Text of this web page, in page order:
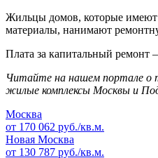
Жильцы домов, которые имеют
материалы, нанимают
Плата за капитальный ремонт
Читайте на нашем портале о
жилые комплексы Москвы и
Москва
от 170 062 руб./кв.м.
Новая Москва
от 130 787 руб./кв.м.